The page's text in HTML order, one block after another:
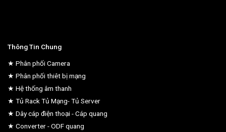
Thông Tin Chung
★ Phân phối Camera
★ Phân phối thiêt bị mạng
★ Hệ thống âm thanh
★ Tủ Rack Tủ Mạng- Tủ Server
★ Dây cáp điện thoại - Cáp quang
★ Converter - ODF quang